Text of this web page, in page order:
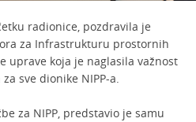
radionice, pozdravila je
za Infrastrukturu prostornih
uprave koja je naglasila važnost
sve dionike NIPP-a.
za NIPP, predstavio je samu